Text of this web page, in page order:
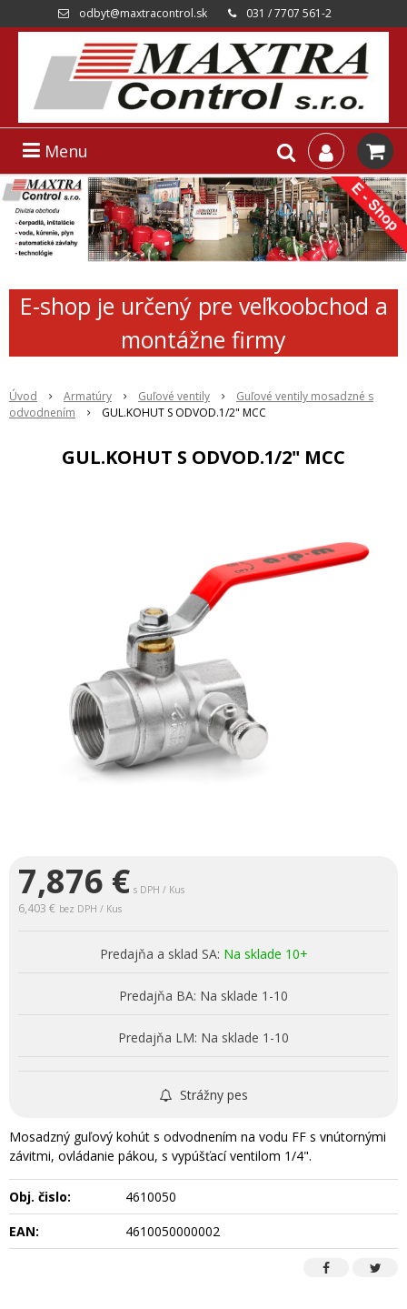
odbyt@maxtracontrol.sk 031 / 7707 561-2
Menu
E-shop je určený pre veľkoobchod a
montážne firmy
Úvod Armatúry Guľové ventily
Guľové ventily mosadzné s
odvodnením
GUL.KOHUT S ODVOD.1/2" MCC
GUL.KOHUT S ODVOD.1/2" MCC
7,876 € s DPH / Kus
6,403 € bez DPH / Kus
Predajňa a sklad SA: Na sklade 10+
Predajňa BA: Na sklade 1-10
Predajňa LM: Na sklade 1-10
Strážny pes
Mosadzný guľový kohút s odvodnením na vodu FF s vnútornými
závitmi, ovládanie pákou, s vypúšťací ventilom 1/4".
Obj. čislo:
4610050
EAN:
4610050000002